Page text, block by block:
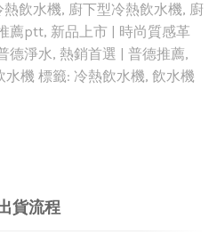
熱飲水機, 廚下型冷熱飲水機, 廚
薦ptt, 新品上市 | 時尚質感革
德淨水, 熱銷首選 | 普德推薦,
水機 標籤: 冷熱飲水機, 飲水機
貨流程